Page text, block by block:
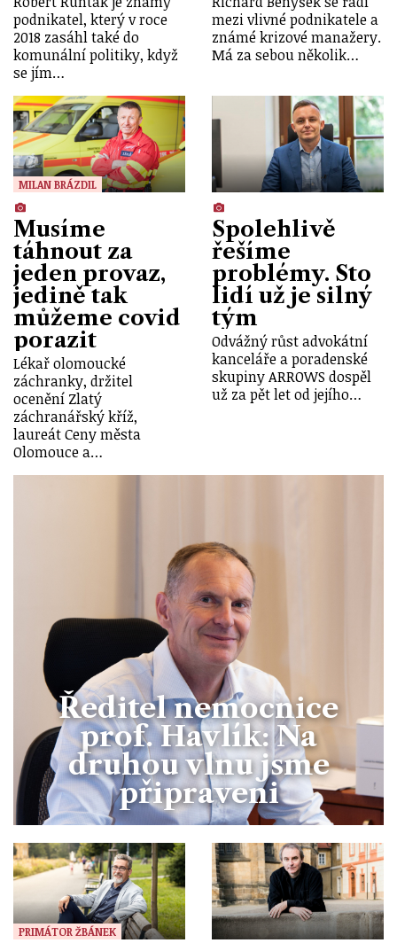
podnikatel, který v roce
2018 zasáhl také do
komunální politiky, když
se jím…
mezi vlivné podnikatele a
známé krizové manažery.
Má za sebou několik…
MILAN BRÁZDIL
Musíme
táhnout za
jeden provaz,
jedině tak
můžeme covid
porazit
Lékař olomoucké
záchranky, držitel
ocenění Zlatý
záchranářský kříž,
laureát Ceny města
Olomouce a…
Spolehlivě
řešíme
problémy. Sto
lidí už je silný
tým
Odvážný růst advokátní
kanceláře a poradenské
skupiny ARROWS dospěl
už za pět let od jejího…
Ředitel nemocnice
prof. Havlík: Na
druhou vlnu jsme
připraveni
PRIMÁTOR ŽBÁNEK